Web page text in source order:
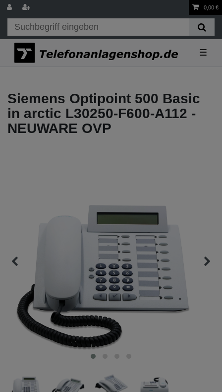
0,00 €
☰
Siemens Optipoint 500 Basic
in arctic L30250-F600-A112 -
NEUWARE OVP